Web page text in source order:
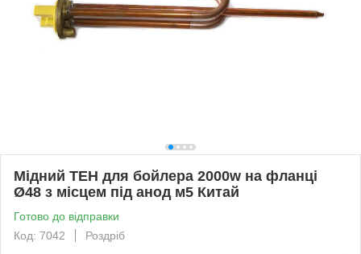
Мідний ТЕН для бойлера 2000w на фланці
Ø48 з місцем під анод м5 Китай
Готово до відправки
Код: 7042
Роздріб